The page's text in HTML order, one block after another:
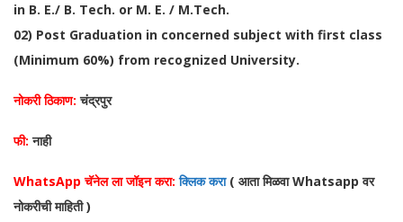
in B. E./ B. Tech. or M. E. / M.Tech.
02) Post Graduation in concerned subject with first class
(Minimum 60%) from recognized University.
नोकरी ठिकाण: चंद्रपुर
फी: नाही
WhatsApp चॅनेल ला जॉइन करा: क्लिक करा ( आता मिळवा Whatsapp वर
नोकरीची माहिती )